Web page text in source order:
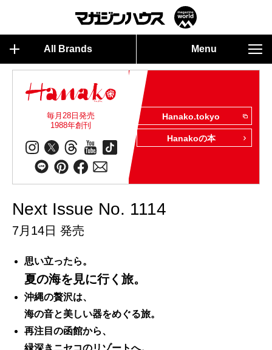
All Brands Menu
毎月28日発売
1988年創刊
Hanako.tokyo
Hanakoの本
Next Issue No. 1114
7月14日 発売
思い立ったら。
夏の海を見に行く旅。
沖縄の贅沢は、
海の音と美しい器をめぐる旅。
再注目の函館から、
緑深きニセコのリゾートへ。